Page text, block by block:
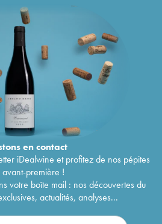
encontact
iDealwine et profitez de nos pépites
première !
votre boîte mail : nos découvertes du
actualités, analyses...